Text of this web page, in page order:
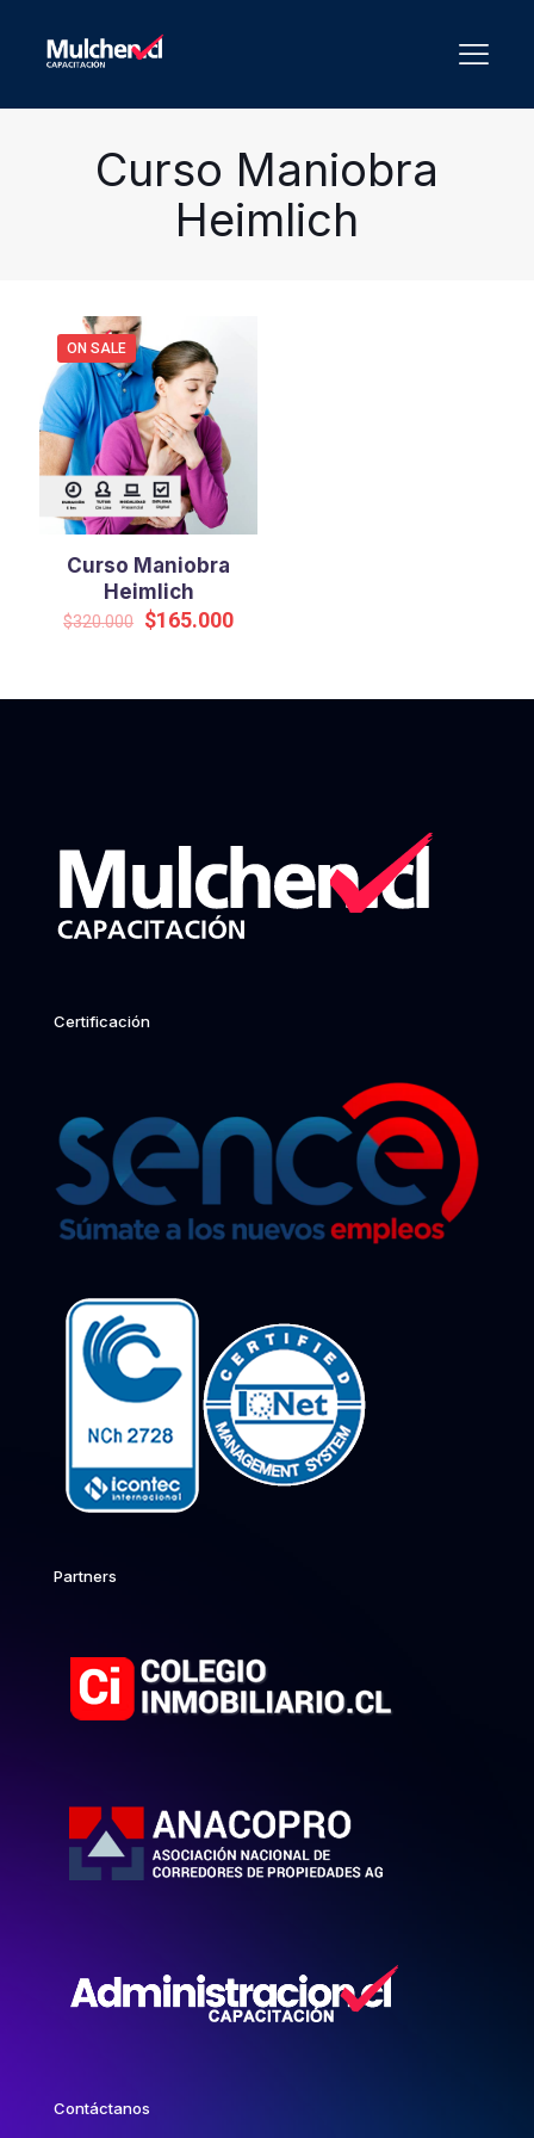
Curso Maniobra
Heimlich
ON SALE
Curso Maniobra
Heimlich
$320.000 Original
$165.000Current
Certificación
Partners
Contáctanos